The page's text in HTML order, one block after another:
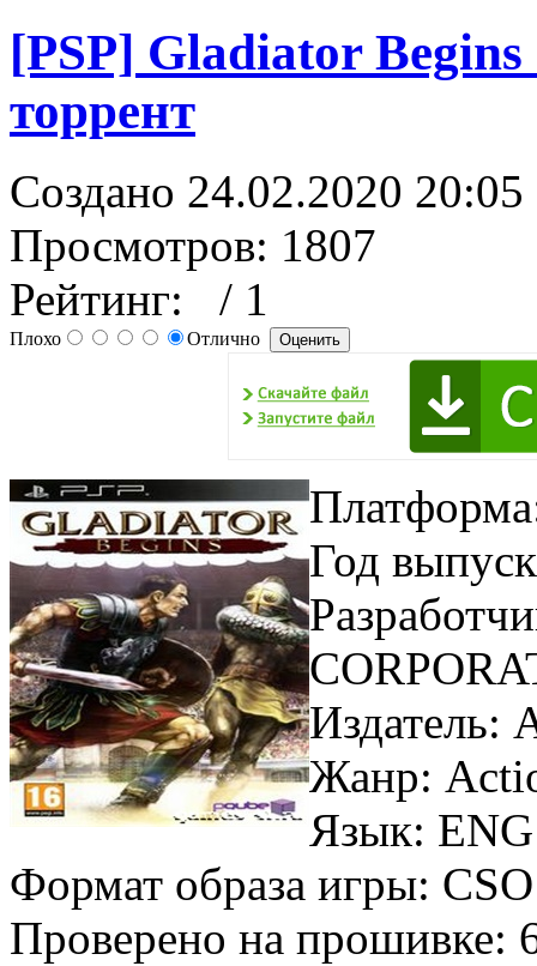
[PSP] Gladiator Begins
торрент
Создано 24.02.2020 20:05
Просмотров: 1807
Рейтинг:
/ 1
Плохо Отлично
Год
Издатель:
Жанр:
Язык:
Формат образа игры:
Проверено на прошивке: